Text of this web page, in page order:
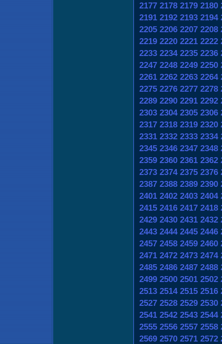
2177 2178 2179 2180
2191 2192 2193 2194
2205 2206 2207 2208
2219 2220 2221 2222
2233 2234 2235 2236
2247 2248 2249 2250
2261 2262 2263 2264
2275 2276 2277 2278
2289 2290 2291 2292
2303 2304 2305 2306
2317 2318 2319 2320
2331 2332 2333 2334
2345 2346 2347 2348
2359 2360 2361 2362
2373 2374 2375 2376
2387 2388 2389 2390
2401 2402 2403 2404
2415 2416 2417 2418
2429 2430 2431 2432
2443 2444 2445 2446
2457 2458 2459 2460
2471 2472 2473 2474
2485 2486 2487 2488
2499 2500 2501 2502
2513 2514 2515 2516
2527 2528 2529 2530
2541 2542 2543 2544
2555 2556 2557 2558
2569 2570 2571 2572